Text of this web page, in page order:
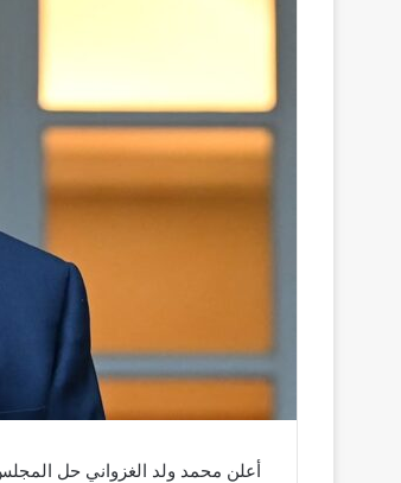
أعلن محمد ولد الغزواني حل